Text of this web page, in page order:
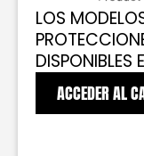
LOS
DISPONIBLES
ACCEDER AL